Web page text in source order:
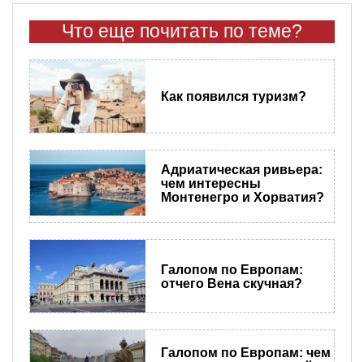
Что еще почитать по теме?
Как появился туризм?
Адриатическая ривьера:
чем интересны
Монтенегро и Хорватия?
Галопом по Европам:
отчего Вена скучная?
​Галопом по Европам: чем